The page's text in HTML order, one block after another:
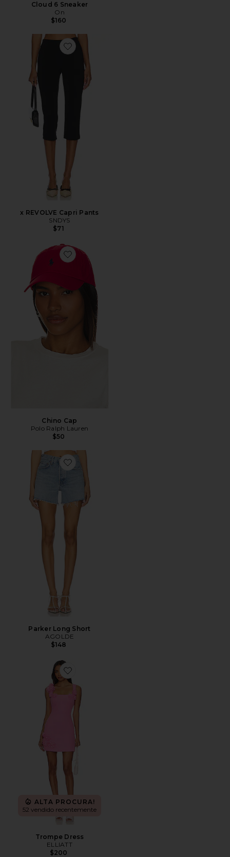
Cloud 6 Sneaker
On
$160
Favorite x REVOLVE Capri Pants
x REVOLVE Capri Pants
SNDYS
$71
Favorite Chino Cap
Chino Cap
Polo Ralph Lauren
$50
Favorite Parker Long Short
Parker Long Short
AGOLDE
$148
Favorite Trompe Dress
ALTA PROCURA!
52 vendido recentemente
Trompe Dress
ELLIATT
$200